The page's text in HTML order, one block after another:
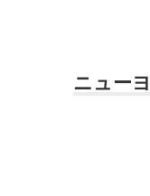
ニュー